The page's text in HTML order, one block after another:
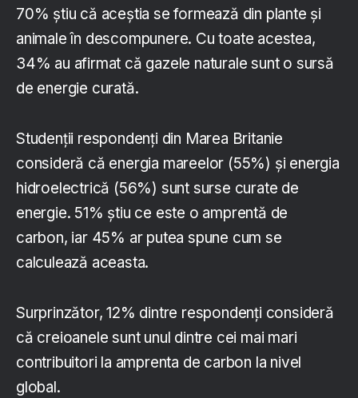
70% știu că aceștia se formează din plante și
animale în descompunere. Cu toate acestea,
34% au afirmat că gazele naturale sunt o sursă
de energie curată.
Studenții respondenți din Marea Britanie
consideră că energia mareelor (55%) și energia
hidroelectrică (56%) sunt surse curate de
energie. 51% știu ce este o amprentă de
carbon, iar 45% ar putea spune cum se
calculează aceasta.
Surprinzător, 12% dintre respondenți consideră
că creioanele sunt unul dintre cei mai mari
contribuitori la amprenta de carbon la nivel
global.